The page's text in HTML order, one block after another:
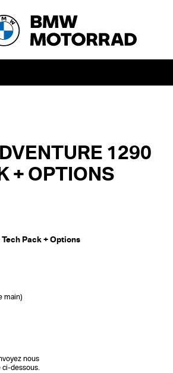
1290
+ OPTIONS
Pack + Options
main)
nous
ci-dessous.